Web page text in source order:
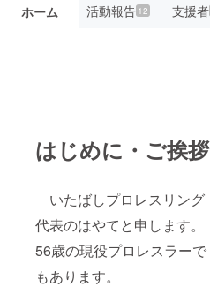
ホーム 活動報告12 支援者
はじめに・ご挨拶
いたばしプロレスリング
代表のはやてと申します。
56歳の現役プロレスラーで
もあります。